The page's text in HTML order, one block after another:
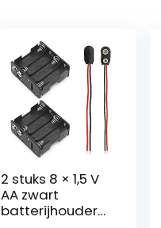
2 stuks 8 × 1,5 V
AA zwart
batterijhouder